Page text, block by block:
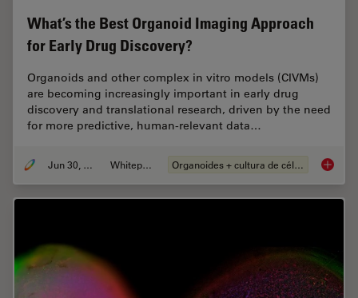
What’s the Best Organoid Imaging Approach
for Early Drug Discovery?
Organoids and other complex in vitro models (CIVMs)
are becoming increasingly important in early drug
discovery and translational research, driven by the need
for more predictive, human-relevant data…
Jun 30, 2026 Whitepaper Organoides + cultura de células 3D